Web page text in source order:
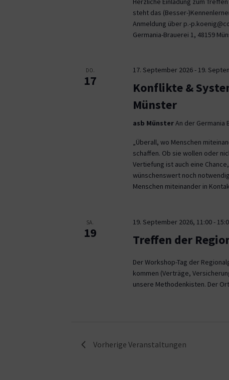
steht das (Besser-
Anmeldung über p.-
Germania-Brauerei 1, 48159
DO.
17
17. September 2026- 19.
Konflikte &
Münster
asb MünsterAn der Germania
„Überall, wo Menschen
schaffen. Ob sie wollen oder
Vertiefung ist auch eine
wünschenswert noch
Menschen miteinander in
SA.
19
19. September 2026, 11:00-
Treffen der
Der Workshop-Tag der
kommen (Verträge,
unsere Methodenkisten. Der
Vorherige Veranstaltungen